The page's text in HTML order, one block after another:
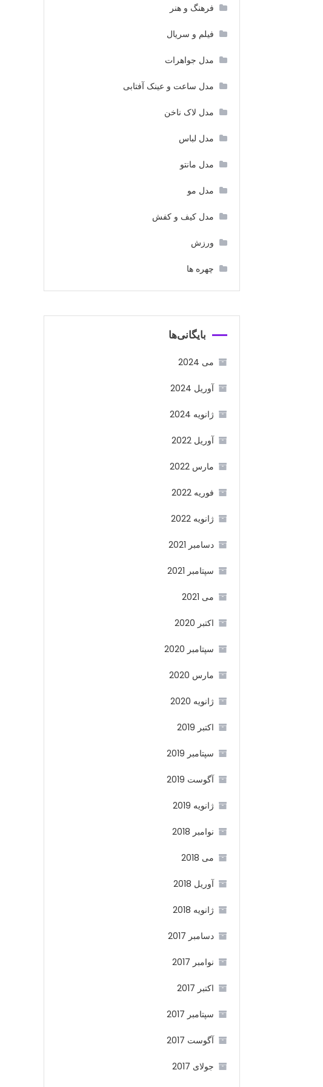
فرهنگ و هنر
فیلم و سریال
مدل جواهرات
مدل ساعت و عینک آفتابی
مدل لاک ناخن
مدل لباس
مدل مانتو
مدل مو
مدل کیف و کفش
ورزش
چهره ها
بایگانی‌ها
می 2024
آوریل 2024
ژانویه 2024
آوریل 2022
مارس 2022
فوریه 2022
ژانویه 2022
دسامبر 2021
سپتامبر 2021
می 2021
اکتبر 2020
سپتامبر 2020
مارس 2020
ژانویه 2020
اکتبر 2019
سپتامبر 2019
آگوست 2019
ژانویه 2019
نوامبر 2018
می 2018
آوریل 2018
ژانویه 2018
دسامبر 2017
نوامبر 2017
اکتبر 2017
سپتامبر 2017
آگوست 2017
جولای 2017